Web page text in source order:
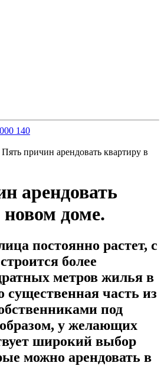
140
Пять причин арендовать квартиру в
арендовать
доме.
постоянно растет, с
более
метров жилья в
существенная часть из
под
у желающих
широкий выбор
можно арендовать в